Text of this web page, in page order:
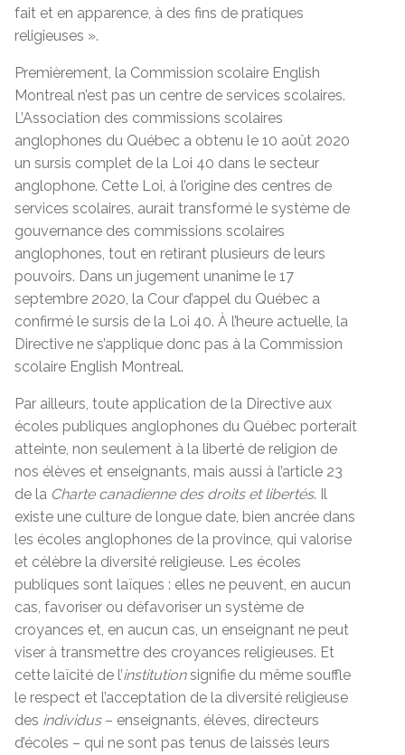
fait et en apparence, à des fins de pratiques
religieuses ».
Premièrement, la Commission scolaire English
Montreal n’est pas un centre de services scolaires.
L’Association des commissions scolaires
anglophones du Québec a obtenu le 10 août 2020
un sursis complet de la Loi 40 dans le secteur
anglophone. Cette Loi, à l’origine des centres de
services scolaires, aurait transformé le système de
gouvernance des commissions scolaires
anglophones, tout en retirant plusieurs de leurs
pouvoirs. Dans un jugement unanime le 17
septembre 2020, la Cour d’appel du Québec a
confirmé le sursis de la Loi 40. À l’heure actuelle, la
Directive ne s’applique donc pas à la Commission
scolaire English Montreal.
Par ailleurs, toute application de la Directive aux
écoles publiques anglophones du Québec porterait
atteinte, non seulement à la liberté de religion de
nos élèves et enseignants, mais aussi à l’article 23
de la Charte canadienne des droits et libertés. Il
existe une culture de longue date, bien ancrée dans
les écoles anglophones de la province, qui valorise
et célèbre la diversité religieuse. Les écoles
publiques sont laïques : elles ne peuvent, en aucun
cas, favoriser ou défavoriser un système de
croyances et, en aucun cas, un enseignant ne peut
viser à transmettre des croyances religieuses. Et
cette laïcité de l’institutionsignifie du même souffle
le respect et l’acceptation de la diversité religieuse
des individus– enseignants, élèves, directeurs
d’écoles – qui ne sont pas tenus de laissés leurs